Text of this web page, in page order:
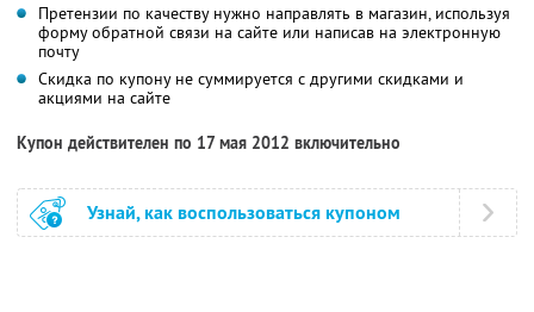
Претензии по качеству нужно направлять в магазин, используя
форму обратной связи на сайте или написав на электронную
почту
Скидка по купону не суммируется с другими скидками и
акциями на сайте
Купон действителен по 17 мая 2012 включительно
Узнай, как воспользоваться купоном